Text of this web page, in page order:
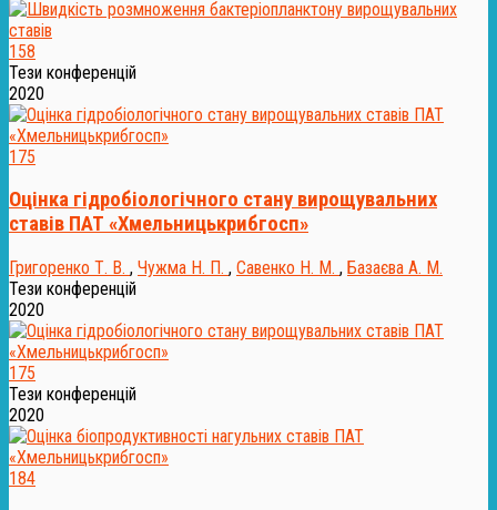
158
Тези конференцій
2020
175
Оцінка гідробіологічного стану вирощувальних
ставів ПАТ «Хмельницькрибгосп»
Григоренко Т. В. , Чужма Н. П. , Савенко Н. М. , Базаєва А. М.
Тези конференцій
2020
175
Тези конференцій
2020
184